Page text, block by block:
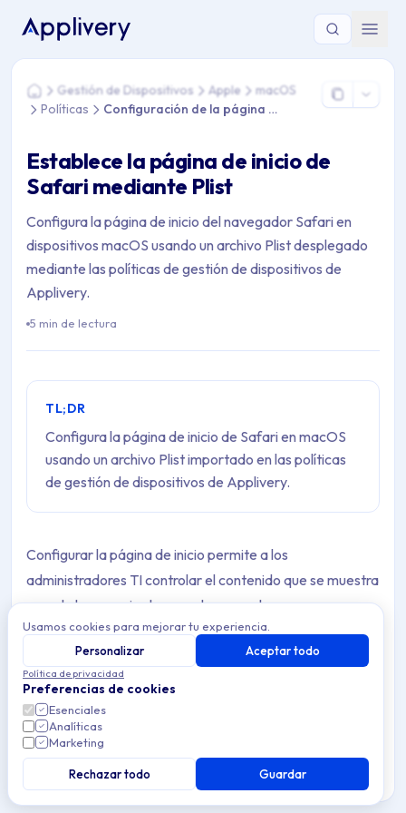
Estás aquí: Home > Gestión de Dispositivos > Apple >
HomeGestión de Dispositivos Apple
macOS
Políticas
Configuración de la página de inicio de Safari
Establece la página de inicio de
Safari mediante Plist
Configura la página de inicio del navegador Safari en
dispositivos macOS usando un archivo Plist desplegado
mediante las políticas de gestión de dispositivos de
Applivery.
5 min de lectura
TL;DR
Configura la página de inicio de Safari en macOS
usando un archivo Plist importado en las políticas
de gestión de dispositivos de Applivery.
Configurar la página de inicio permite a los
administradores TI controlar el contenido que se muestra
cuando los usuarios lanzan el navegador.
Usa el siguiente Plist para establecer una URL de página
de inicio para el navegador Safari. Copia el contenido de
abajo e impórtalo en la política macOS relevante.
Safari Homepage Plist
<?xml version="1.0" encoding="UTF-8"?>
Usamos cookies para mejorar tu experiencia.
Personalizar
Aceptar todo
Política de privacidad
Preferencias de cookies
Esenciales
Analíticas
Marketing
Rechazar todo Guardar